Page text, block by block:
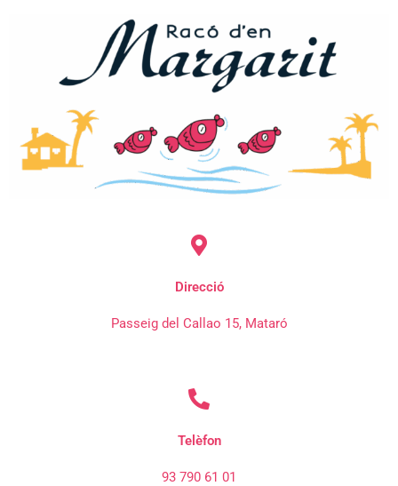
Direcció
Passeig del Callao 15, Mataró
Telèfon
93 790 61 01